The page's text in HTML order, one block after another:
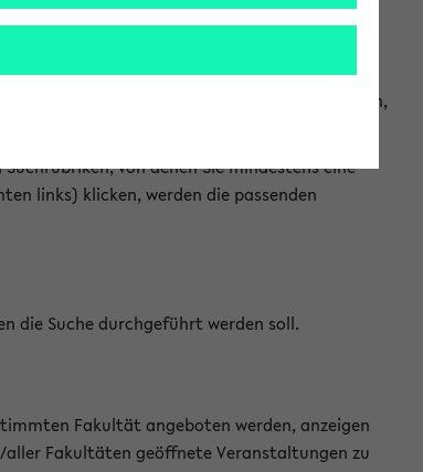
so gezielt die Veranstaltungen heraussuchen,
von denen Sie mindestens eine
links) klicken, werden die passenden
die Suche durchgeführt werden soll.
Fakultät angeboten werden, anzeigen
Fakultäten geöffnete Veranstaltungen zu